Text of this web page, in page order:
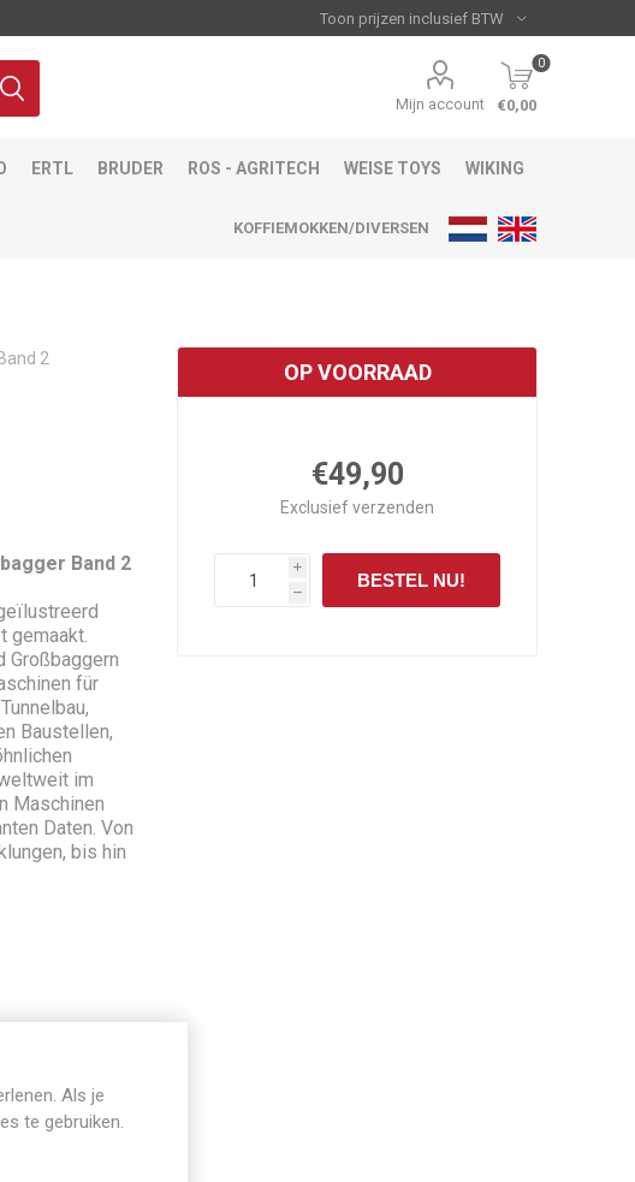
Mijn account
0
€0,00
ERTL BRUDER ROS - AGRITECH WEISE TOYS WIKING
KOFFIEMOKKEN/DIVERSEN
2
Band 2
gemaakt.
Großbaggern
für
Baustellen,
im
Maschinen
Daten. Von
bis hin
OP VOORRAAD
€49,90
Exclusiefverzenden
i
h
BESTEL NU!
Als je
te gebruiken.